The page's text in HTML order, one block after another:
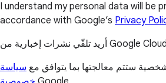
I understand my personal data will be
accordance with Google’s Privacy
ستتم معالجتها بما يتوافق مع سياسة